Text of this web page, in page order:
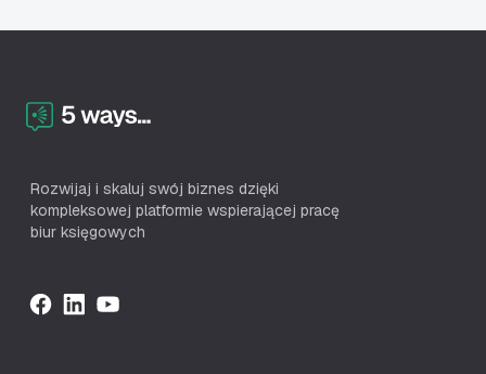
Rozwijaj i skaluj swój biznes dzięki
kompleksowej platformie wspierającej pracę
biur księgowych